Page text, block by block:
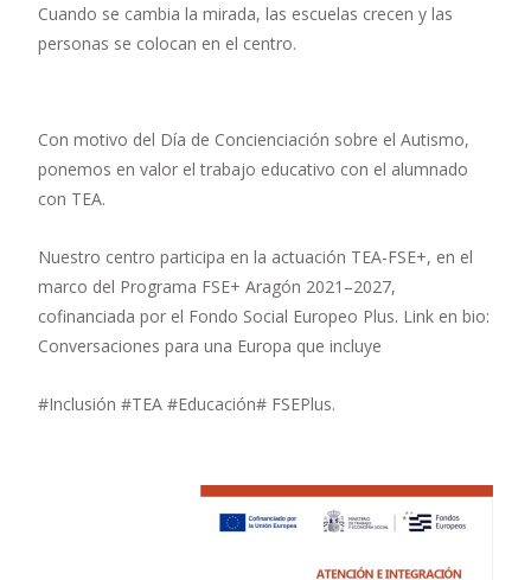
Cuando se cambia la mirada, las escuelas crecen y las
personas se colocan en el centro.
Con motivo del Día de Concienciación sobre el Autismo,
ponemos en valor el trabajo educativo con el alumnado
con TEA.
Nuestro centro participa en la actuación TEA-FSE+, en el
marco del Programa FSE+ Aragón 2021–2027,
cofinanciada por el Fondo Social Europeo Plus. Link en bio:
Conversaciones para una Europa que incluye
#Inclusión #TEA #Educación# FSEPlus.